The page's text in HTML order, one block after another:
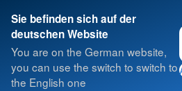
Sie befinden sich auf der
deutschen Website
You are on the German website,
you can use the switch to switch to
the English one